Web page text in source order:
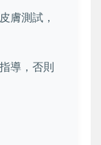
膚測試，
導，否則